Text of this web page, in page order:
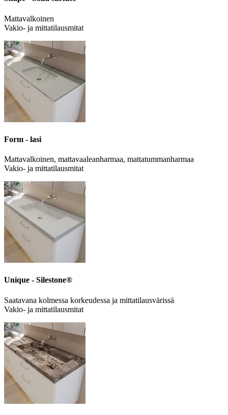
Mattavalkoinen
Vakio- ja mittatilausmitat
Form - lasi
Mattavalkoinen, mattavaaleanharmaa, mattatummanharmaa
Vakio- ja mittatilausmitat
Unique - Silestone®
Saatavana kolmessa korkeudessa ja mittatilausvärissä
Vakio- ja mittatilausmitat